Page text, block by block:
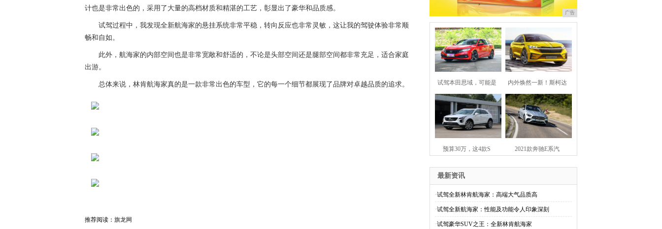
计也是非常出色的，采用了大量的高档材质和精湛的工艺，彰显出了豪华和品质感。
试驾过程中，我发现全新航海家的悬挂系统非常平稳，转向反应也非常灵敏，这让我的驾驶体验非常顺
畅和自如。
此外，航海家的内部空间也是非常宽敞和舒适的，不论是头部空间还是腿部空间都非常充足，适合家庭
出游。
总体来说，林肯航海家真的是一款非常出色的车型，它的每一个细节都展现了品牌对卓越品质的追求。
推荐阅读： 旗龙网
广告
试驾本田思域，可能是 内外焕然一新！斯柯达
预算30万，这4款S 2021款奔驰E系汽
最新资讯
·试驾全新林肯航海家：高端大气品质高
·试驾全新航海家：性能及功能令人印象深刻
·试驾豪华SUV之王：全新林肯航海家